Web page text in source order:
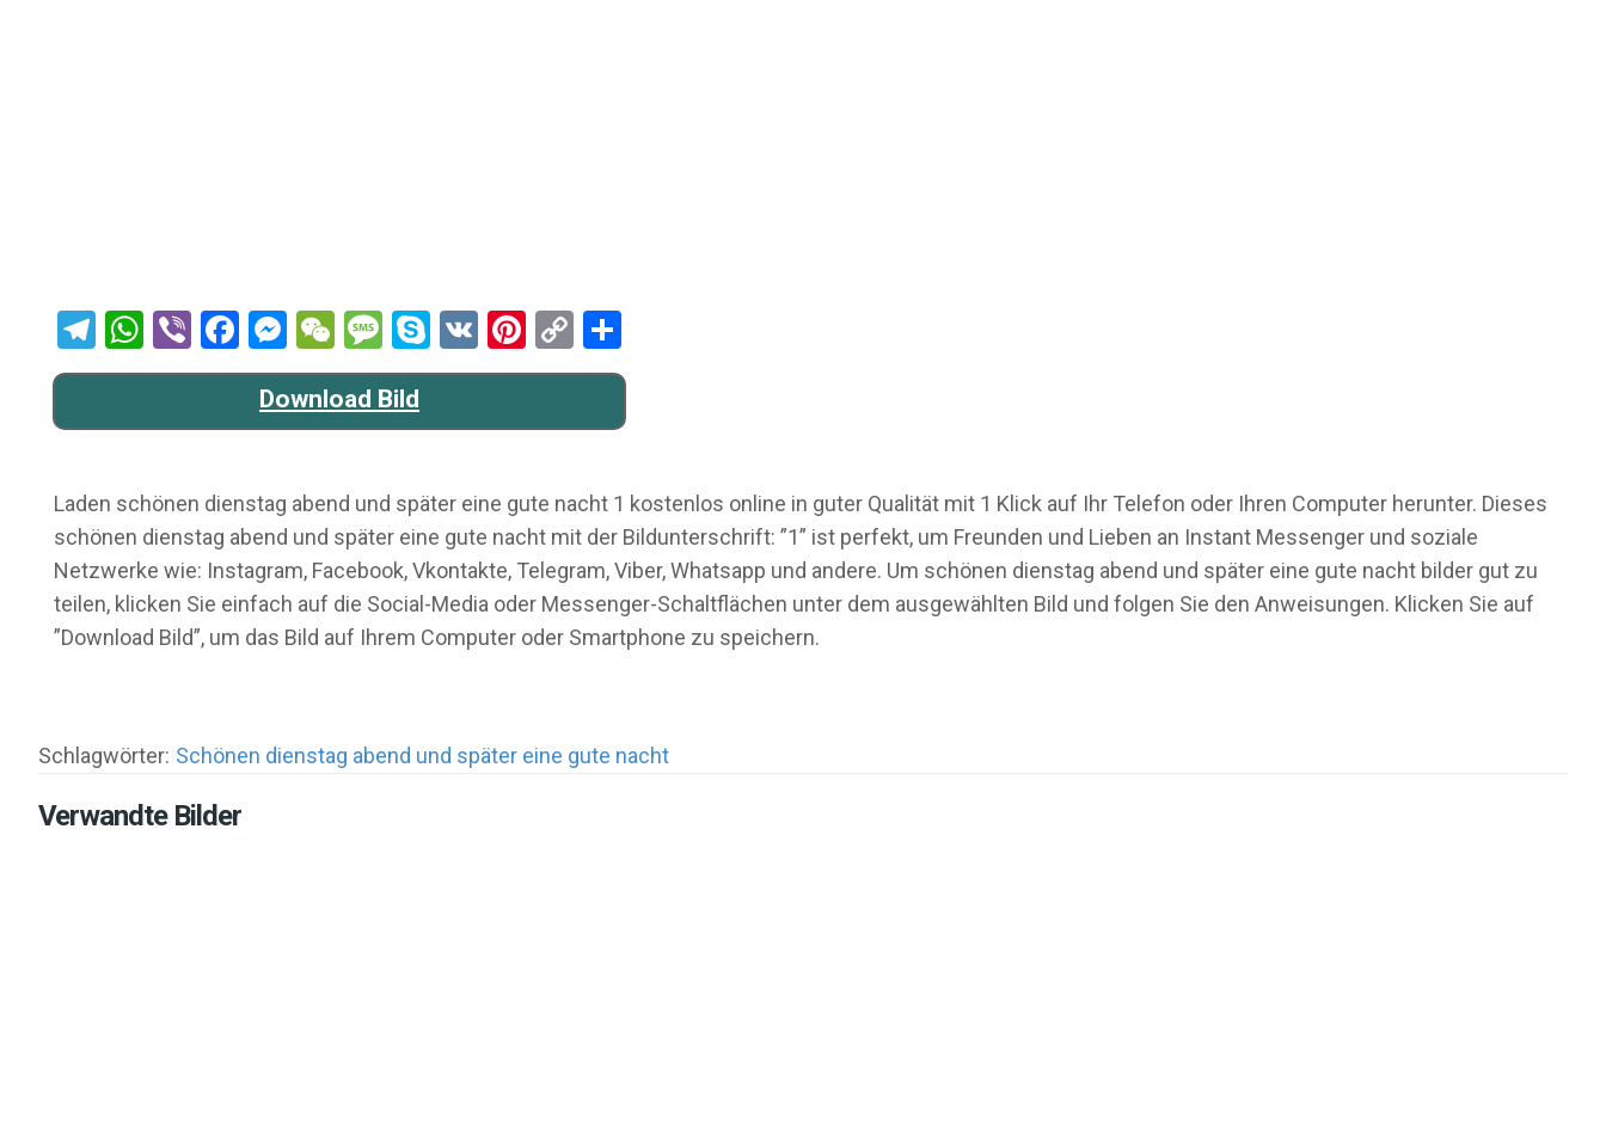
Telegram
WhatsApp
ViberFacebook
Messenger
WeChat
Message
Skype
VK Pinterest
Copy
Link
Download Bild
Laden schönen dienstag abend und später eine gute nacht 1 kostenlos online in guter Qualität mit 1 Klick auf Ihr Telefon oder Ihren Computer herunter. Dieses
schönen dienstag abend und später eine gute nacht mit der Bildunterschrift: ”1” ist perfekt, um Freunden und Lieben an Instant Messenger und soziale
Netzwerke wie: Instagram, Facebook, Vkontakte, Telegram, Viber, Whatsapp und andere. Um schönen dienstag abend und später eine gute nacht bilder gut zu
teilen, klicken Sie einfach auf die Social-Media oder Messenger-Schaltflächen unter dem ausgewählten Bild und folgen Sie den Anweisungen. Klicken Sie auf
”Download Bild”, um das Bild auf Ihrem Computer oder Smartphone zu speichern.
Schlagwörter: Schönen dienstag abend und später eine gute nacht
Verwandte Bilder